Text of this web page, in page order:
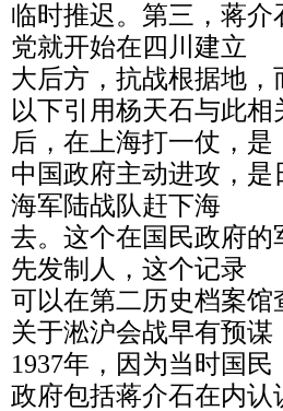
临时推迟。第三，蒋介
党就开始在四川建立
大后方，抗战根据地
以下引用杨天石与此
后，在上海打一仗，是
中国政府主动进攻，
海军陆战队赶下海
去。这个在国民政府
先发制人，这个记录
可以在第二历史档案馆
关于淞沪会战早有预
1937年，因为当时国民
政府包括蒋介石在内